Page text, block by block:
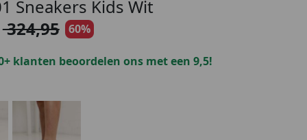
België
Engeland
Sneakers Kids Wit
324,95 60%
klanten beoordelen ons met een 9,5!